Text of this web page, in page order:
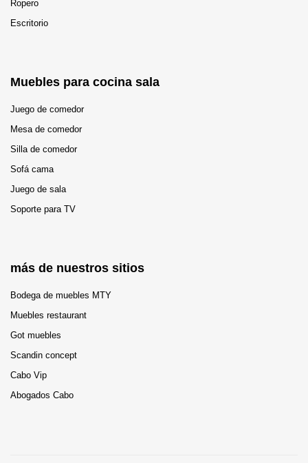
Ropero
Escritorio
Muebles para cocina sala
Juego de comedor
Mesa de comedor
Silla de comedor
Sofá cama
Juego de sala
Soporte para TV
más de nuestros sitios
Bodega de muebles MTY
Muebles restaurant
Got muebles
Scandin concept
Cabo Vip
Abogados Cabo